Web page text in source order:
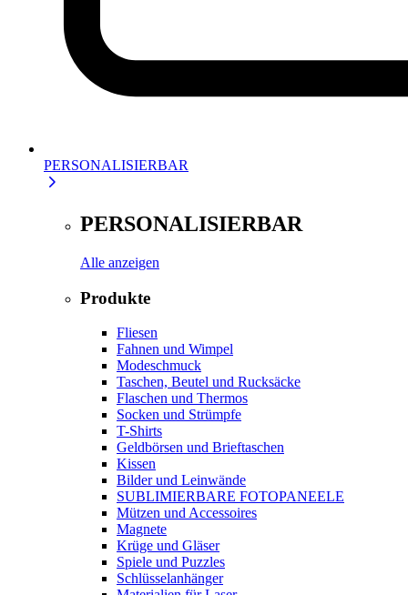
PERSONALISIERBAR
PERSONALISIERBAR
Alle anzeigen
Produkte
Fliesen
Fahnen und Wimpel
Modeschmuck
Taschen, Beutel und Rucksäcke
Flaschen und Thermos
Socken und Strümpfe
T-Shirts
Geldbörsen und Brieftaschen
Kissen
Bilder und Leinwände
SUBLIMIERBARE FOTOPANEELE
Mützen und Accessoires
Magnete
Krüge und Gläser
Spiele und Puzzles
Schlüsselanhänger